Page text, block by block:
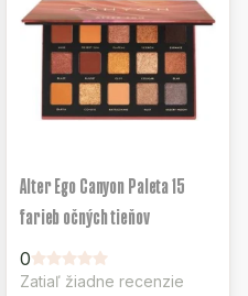
Alter Ego Canyon Paleta 15
farieb očných tieňov
0
Zatiaľ žiadne recenzie